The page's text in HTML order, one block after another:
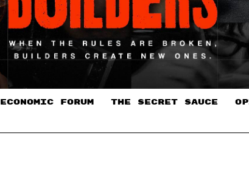
ECONOMIC FORUM THE SECRET SAUCE​